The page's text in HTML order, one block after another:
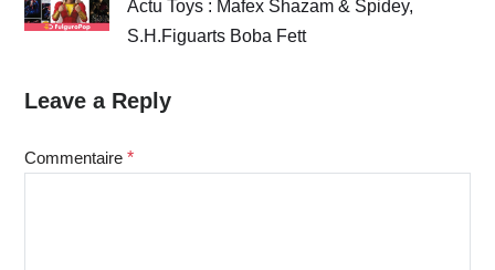
Actu Toys : Mafex Shazam & Spidey,
S.H.Figuarts Boba Fett
Leave a Reply
Commentaire *